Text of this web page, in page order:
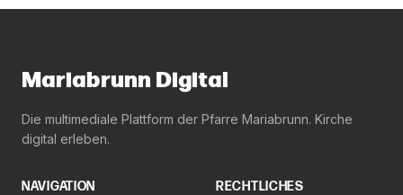
Mariabrunn Digital
Die multimediale Plattform der Pfarre Mariabrunn. Kirche
digital erleben.
NAVIGATION RECHTLICHES